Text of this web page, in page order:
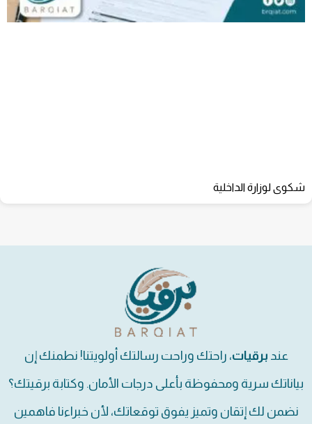
شكوى لوزارة الداخلية
عند برقيات، راحتك وراحت رسالتك أولويتنا! نطمنك إن
بياناتك سرية ومحفوظة بأعلى درجات الأمان. وكتابة برقيتك؟
نضمن لك إتقان وتميز يفوق توقعاتك، لأن خبراءنا فاهمين